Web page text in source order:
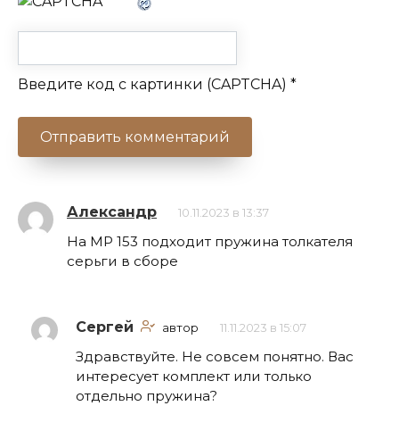
Введите код с картинки (CAPTCHA) *
Александр 10.11.2023 в 13:37
На МР 153 подходит пружина толкателя
серьги в сборе
Сергей автор 11.11.2023 в 15:07
Здравствуйте. Не совсем понятно. Вас
интересует комплект или только
отдельно пружина?